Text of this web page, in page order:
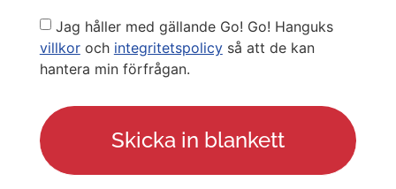
Privacy
Policy
Jag håller med gällande Go! Go! Hanguks
villkoroch integritetspolicyså att de kan
hantera min förfrågan.